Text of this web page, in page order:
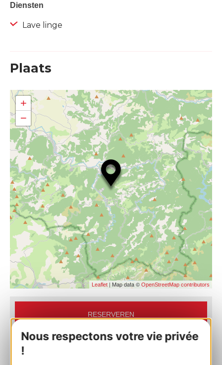
Nous respectons votre vie privée
!
Diensten
Lave linge
Plaats
+
−
Leaflet | Map data © OpenStreetMap contributors
RESERVEREN